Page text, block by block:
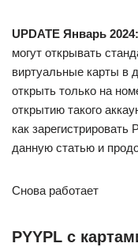
UPDATE Январь 2024:
могут открывать
виртуальные карты в
открыть только на
открытию такого
как
данную статью и
Снова работает
PYYPL с